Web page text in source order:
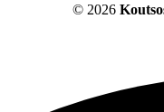
© 2026